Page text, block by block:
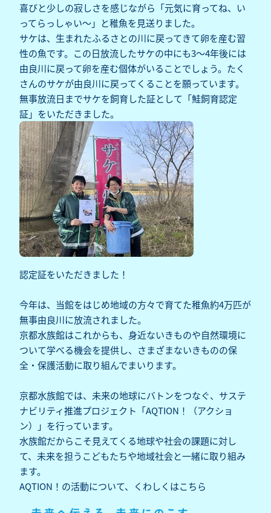
喜びと少しの寂しさを感じながら「元気に育ってね、い
ってらっしゃい～」と稚魚を見送りました。
サケは、生まれたふるさとの川に戻ってきて卵を産む習
性の魚です。この日放流したサケの中にも3～4年後には
由良川に戻って卵を産む個体がいることでしょう。たく
さんのサケが由良川に戻ってくることを願っています。
無事放流日までサケを飼育した証として「鮭飼育認定
証」をいただきました。
認定証をいただきました！
今年は、当館をはじめ地域の方々で育てた稚魚約4万匹が
無事由良川に放流されました。
京都水族館はこれからも、身近ないきものや自然環境に
ついて学べる機会を提供し、さまざまないきものの保
全・保護活動に取り組んでまいります。
京都水族館では、未来の地球にバトンをつなぐ、サステ
ナビリティ推進プロジェクト「AQTION！（アクショ
ン）」を行っています。
水族館だからこそ見えてくる地球や社会の課題に対し
て、未来を担うこどもたちや地域社会と一緒に取り組み
ます。
AQTION！の活動について、くわしくはこちら